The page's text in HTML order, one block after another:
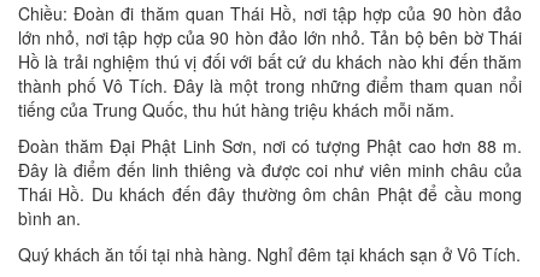
Chiều: Đoàn đi thăm quan Thái Hồ, nơi tập hợp của 90 hòn đảo
lớn nhỏ, nơi tập hợp của 90 hòn đảo lớn nhỏ. Tản bộ bên bờ Thái
Hồ là trải nghiệm thú vị đối với bất cứ du khách nào khi đến thăm
thành phố Vô Tích. Đây là một trong những điểm tham quan nổi
tiếng của Trung Quốc, thu hút hàng triệu khách mỗi năm.
Đoàn thăm Đại Phật Linh Sơn, nơi có tượng Phật cao hơn 88 m.
Đây là điểm đến linh thiêng và được coi như viên minh châu của
Thái Hồ. Du khách đến đây thường ôm chân Phật để cầu mong
bình an.
Quý khách ăn tối tại nhà hàng. Nghỉ đêm tại khách sạn ở Vô Tích.